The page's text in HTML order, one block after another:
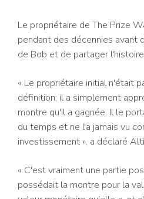
Le propriétaire de The Prize
pendant des décennies avant
de Bob et de partager
« Le propriétaire initial n'était
définition; il a simplement
montre qu'il a gagnée. Il le
du temps et ne l'a jamais vu
investissement », a déclaré
« C'est vraiment une partie
possédait la montre pour la